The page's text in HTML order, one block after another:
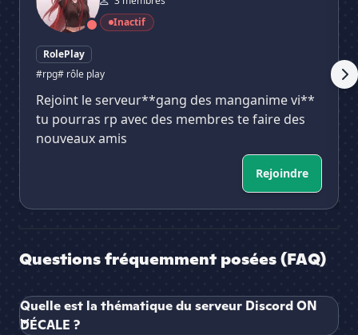
Inactif
RolePlay
#rpg# rôle play
Rejoint le serveur**gang des manganime vi**
tu pourras rp avec des membres te faire des
nouveaux amis
Rejoindre
Questions fréquemment posées (FAQ)
Quelle est la thématique du serveur Discord ON
DÉCALE ?